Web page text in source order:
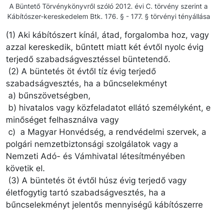
A Büntető Törvénykönyvről szóló 2012. évi C. törvény szerint a
Kábítószer-kereskedelem Btk. 176. § - 177. § törvényi tényállása
(1) Aki kábítószert kínál, átad, forgalomba hoz, vagy
azzal kereskedik, bűntett miatt két évtől nyolc évig
terjedő szabadságvesztéssel büntetendő.
(2) A büntetés öt évtől tíz évig terjedő
szabadságvesztés, ha a bűncselekményt
a) bűnszövetségben,
b) hivatalos vagy közfeladatot ellátó személyként, e
minőséget felhasználva vagy
c) a Magyar Honvédség, a rendvédelmi szervek, a
polgári nemzetbiztonsági szolgálatok vagy a
Nemzeti Adó- és Vámhivatal létesítményében
követik el.
(3) A büntetés öt évtől húsz évig terjedő vagy
életfogytig tartó szabadságvesztés, ha a
bűncselekményt jelentős mennyiségű kábítószerre